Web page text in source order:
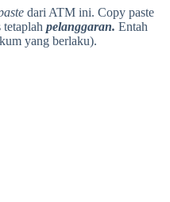
dari ATM ini. Copy paste
pelanggaran. Entah
yang berlaku).